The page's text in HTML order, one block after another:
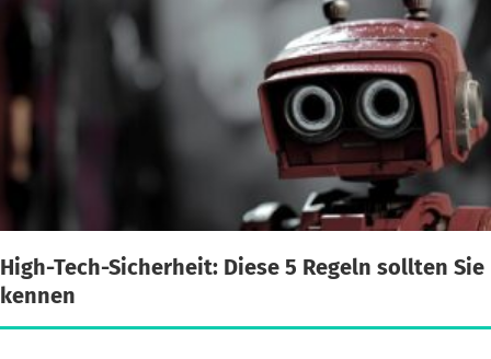
High-Tech-Sicherheit: Diese 5 Regeln sollten Sie
kennen